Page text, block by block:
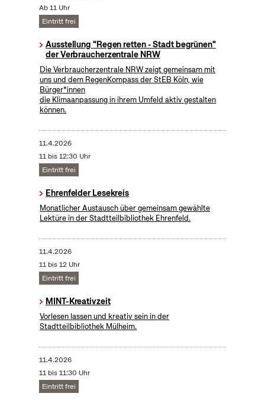
Ab 11 Uhr
Eintritt frei
Ausstellung "Regen retten - Stadt begrünen"
der Verbraucherzentrale NRW
Die Verbraucherzentrale NRW zeigt gemeinsam mit
uns und dem RegenKompass der StEB Köln, wie
Bürger*innen
die Klimaanpassung in ihrem Umfeld aktiv gestalten
können.
11.4.2026
11 bis 12:30 Uhr
Eintritt frei
Ehrenfelder Lesekreis
Monatlicher Austausch über gemeinsam gewählte
Lektüre in der Stadtteilbibliothek Ehrenfeld.
11.4.2026
11 bis 12 Uhr
Eintritt frei
MINT-Kreativzeit
Vorlesen lassen und kreativ sein in der
Stadtteilbibliothek Mülheim.
11.4.2026
11 bis 11:30 Uhr
Eintritt frei